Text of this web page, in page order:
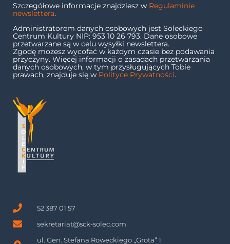
52 387 01 57
sekretariat@sck-solec.com
ul. Gen. Stefana Roweckiego „Grota” 1
Szczegółowe informacje znajdziesz w Regulaminie
newslettera.
Administratorem danych osobowych jest Soleckiego
Centrum Kultury NIP: 953 10 26 793. Dane osobowe
przetwarzane są w celu wysyłki newslettera.
Zgodę możesz wycofać w każdym czasie bez podawania
przyczyny. Więcej informacji o zasadach przetwarzania
danych osobowych, w tym przysługujących Tobie
prawach, znajduje się w Polityce Prywatności.